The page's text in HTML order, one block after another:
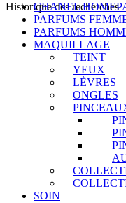
Historique des recherches
CHANEL
PARFUMS
PARFUMS
MAQUILLAGE
TEINT
YEUX
LÈVRES
ONGLES
SOIN